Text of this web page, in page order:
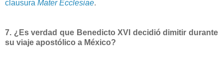
clausura Mater Ecclesiae.
7. ¿Es verdad que Benedicto XVI decidió dimitir durante
su viaje apostólico a México?